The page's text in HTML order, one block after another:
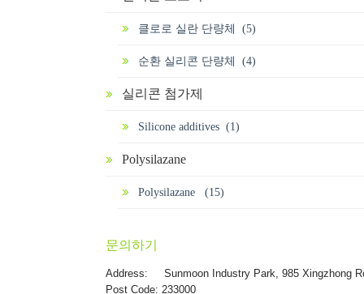
클로로 실란 단량체 (5)
순환 실리콘 단량체 (4)
실리콘 첨가제
Silicone additives (1)
Polysilazane
Polysilazane (15)
문의하기
Address: Sunmoon Industry Park, 985 Xingzhong
Post Code: 233000